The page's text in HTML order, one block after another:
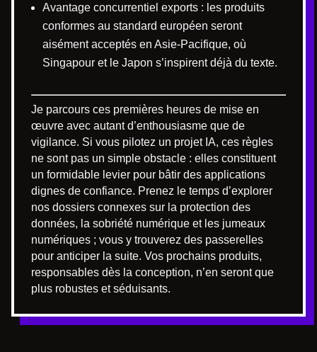
Avantage concurrentiel exports : les produits
conformes au standard européen seront
aisément acceptés en Asie-Pacifique, où
Singapour et le Japon s’inspirent déjà du texte.
Je parcours ces premières heures de mise en
œuvre avec autant d’enthousiasme que de
vigilance. Si vous pilotez un projet IA, ces règles
ne sont pas un simple obstacle : elles constituent
un formidable levier pour bâtir des applications
dignes de confiance. Prenez le temps d’explorer
nos dossiers connexes sur la protection des
données, la sobriété numérique et les jumeaux
numériques ; vous y trouverez des passerelles
pour anticiper la suite. Vos prochains produits,
responsables dès la conception, n’en seront que
plus robustes et séduisants.